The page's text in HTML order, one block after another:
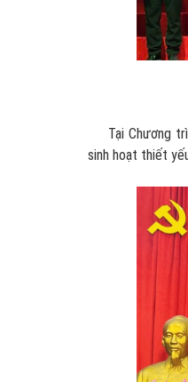
Tại Chương
sinh hoạt thiết